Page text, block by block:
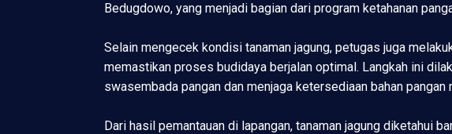
Bedugdowo, yang menjadi bagian dari program ketahanan
Selain mengecek kondisi tanaman jagung, petugas juga
memastikan proses budidaya berjalan optimal. Langkah ini
swasembada pangan dan menjaga ketersediaan bahan pangan
Dari hasil pemantauan di lapangan, tanaman jagung diketahui